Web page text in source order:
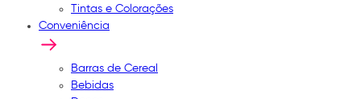
Tintas e Colorações
Conveniência
Barras de Cereal
Bebidas